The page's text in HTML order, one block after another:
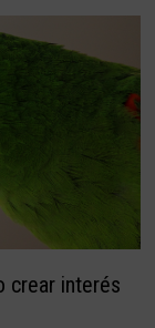
crear interés